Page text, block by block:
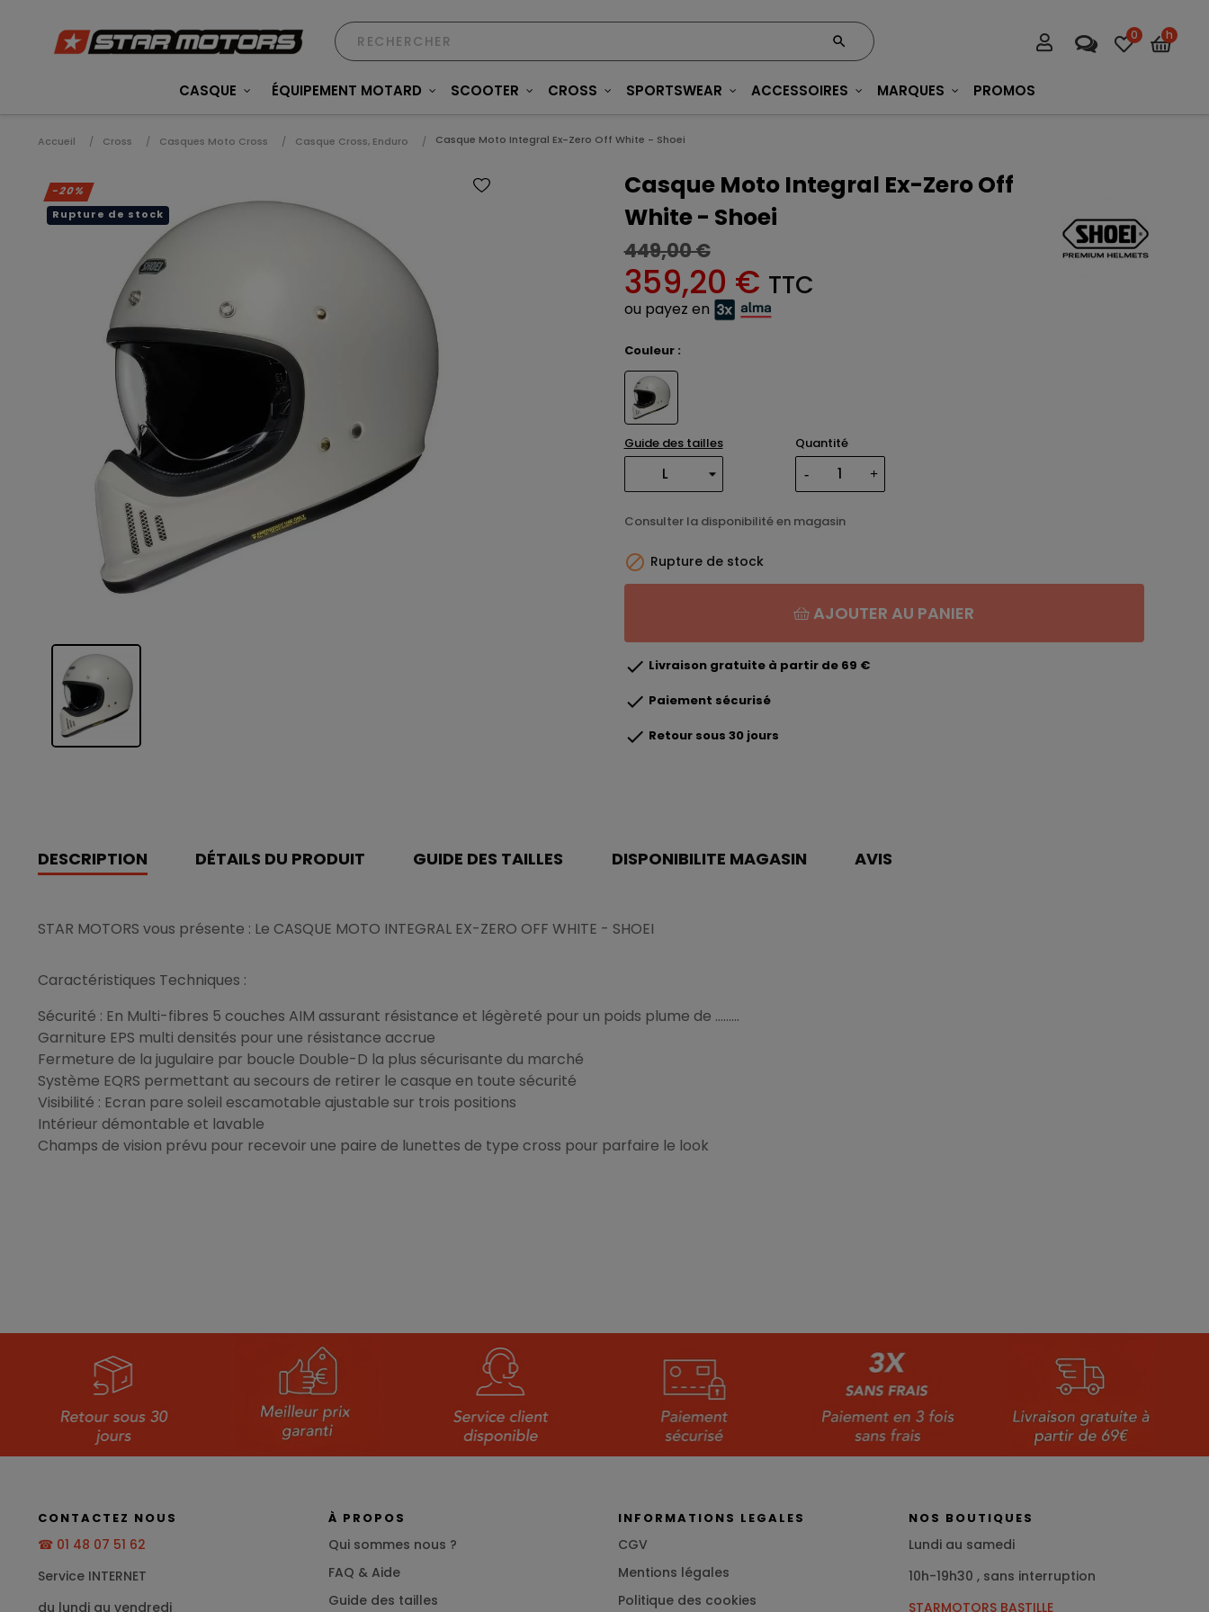
0 h
CASQUE ÉQUIPEMENT MOTARD SCOOTER CROSS SPORTSWEAR ACCESSOIRES MARQUES PROMOS
Accueil Cross Casques Moto Cross Casque Cross, Enduro Casque Moto Integral Ex-Zero Off White - Shoei
-20%
Rupture de stock
Casque Moto Integral Ex-Zero Off
White - Shoei
449,00 €
359,20 € TTC
ou payez en
Couleur :
Guide des tailles Quantité
Consulter la disponibilité en magasin
 Rupture de stock
AJOUTER AU PANIER
 Livraison gratuite à partir de 69 €
 Paiement sécurisé
 Retour sous 30 jours
DESCRIPTION DÉTAILS DU PRODUIT GUIDE DES TAILLES DISPONIBILITE MAGASIN AVIS
STAR MOTORS vous présente : Le CASQUE MOTO INTEGRAL EX-ZERO OFF WHITE - SHOEI
Caractéristiques Techniques :
Sécurité : En Multi-fibres 5 couches AIM assurant résistance et légèreté pour un poids plume de .........
Garniture EPS multi densités pour une résistance accrue
Fermeture de la jugulaire par boucle Double-D la plus sécurisante du marché
Système EQRS permettant au secours de retirer le casque en toute sécurité
Visibilité : Ecran pare soleil escamotable ajustable sur trois positions
Intérieur démontable et lavable
Champs de vision prévu pour recevoir une paire de lunettes de type cross pour parfaire le look
CONTACTEZ NOUS
☎ 01 48 07 51 62
Service INTERNET
du lundi au vendredi
À PROPOS
Qui sommes nous ?
FAQ & Aide
Guide des tailles
INFORMATIONS LEGALES
CGV
Mentions légales
Politique des cookies
NOS BOUTIQUES
Lundi au samedi
10h-19h30 , sans interruption
STARMOTORS BASTILLE